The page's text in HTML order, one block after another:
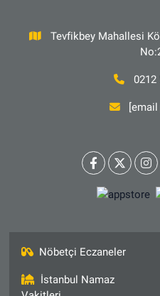
Tevfikbey Mahallesi
0212
Nöbetçi Eczaneler
İstanbul Namaz